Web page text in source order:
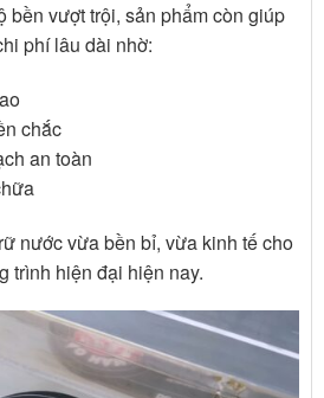
bền vượt trội, sản phẩm còn giúp
phí lâu dài nhờ:
chắc
an toàn
nước vừa bền bỉ, vừa kinh tế cho
trình hiện đại hiện nay.